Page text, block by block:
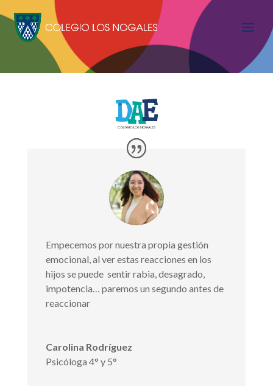
Empecemos por nuestra propia gestión
emocional, al ver estas reacciones en los
hijos se puede sentir rabia, desagrado,
impotencia… paremos un segundo antes de
reaccionar
Carolina Rodríguez
Psicóloga 4° y 5°